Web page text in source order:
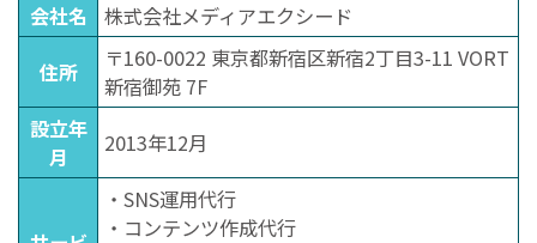
会社名
株式会社メディアエクシード
住所
〒160-0022 東京都新宿区新宿2丁目3-11 VORT
新宿御苑 7F
設立年
月
2013年12月
・SNS運用代行
・コンテンツ作成代行